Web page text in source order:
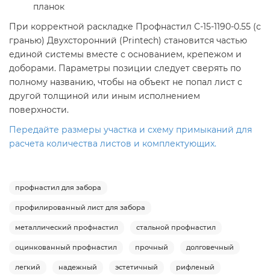
планок
При корректной раскладке Профнастил С-15-1190-0.55 (с
гранью) Двухсторонний (Printech) становится частью
единой системы вместе с основанием, крепежом и
доборами. Параметры позиции следует сверять по
полному названию, чтобы на объект не попал лист с
другой толщиной или иным исполнением
поверхности.
Передайте размеры участка и схему примыканий для
расчета количества листов и комплектующих.
профнастил для забора
профилированный лист для забора
металлический профнастил стальной профнастил
оцинкованный профнастил прочный долговечный
легкий надежный эстетичный рифленый